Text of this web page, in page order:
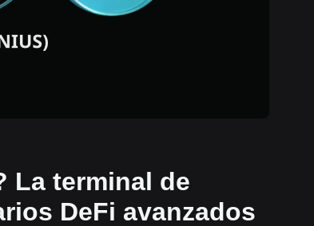
La terminal de
DeFi avanzados